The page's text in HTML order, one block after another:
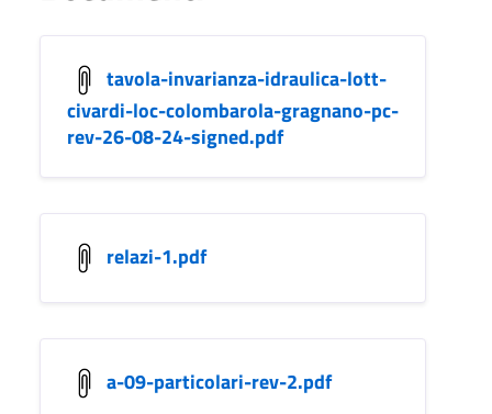
tavola-invarianza-idraulica-lott-
civardi-loc-colombarola-gragnano-pc-
rev-26-08-24-signed.pdf
relazi-1.pdf
a-09-particolari-rev-2.pdf